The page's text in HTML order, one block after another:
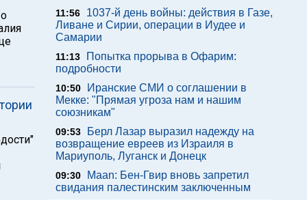
11:56
1037-й день войны: действия в Газе,
Ливане и Сирии, операции в Иудее и
Самарии
11:13
Попытка прорыва в Офарим:
подробности
10:50
Иранские СМИ о соглашении в
Мекке: "Прямая угроза нам и нашим
союзникам"
09:53
Берл Лазар выразил надежду на
возвращение евреев из Израиля в
Мариуполь, Луганск и Донецк
09:30
Maan: Бен-Гвир вновь запретил
свидания палестинским заключенным